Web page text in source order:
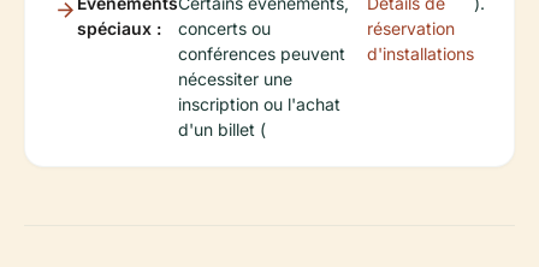
spéciaux :
concerts ou
conférences peuvent
nécessiter une
inscription ou l'achat
d'un billet (
réservation
d'installations